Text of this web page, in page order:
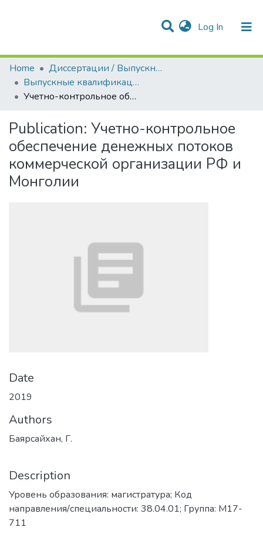
Log In (current)
Communities & Collections
Statistics
All of DSpace
Home
Диссертации / Выпускные квалификационные работы
Выпускные квалификационные работы
Учетно-контрольное обеспечение денежных потоков коммерческой организации РФ и Монголии
Publication: Учетно-контрольное
обеспечение денежных потоков
коммерческой организации РФ и
Монголии
Date
2019
Authors
Баярсайхан, Г.
Description
Уровень образования: магистратура; Код
направления/специальности: 38.04.01; Группа: М17-
711